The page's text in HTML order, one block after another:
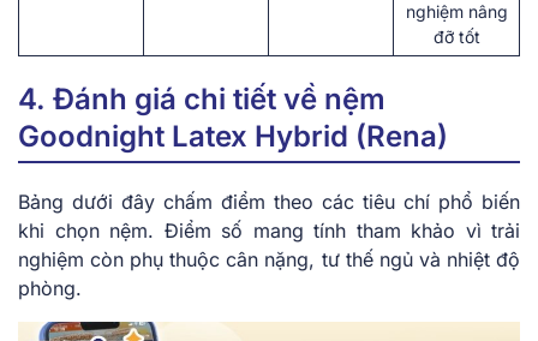
nghiệm nâng
đỡ tốt
4. Đánh giá chi tiết về nệm
Goodnight Latex Hybrid (Rena)
Bảng dưới đây chấm điểm theo các tiêu chí phổ biến
khi chọn nệm. Điểm số mang tính tham khảo vì trải
nghiệm còn phụ thuộc cân nặng, tư thế ngủ và nhiệt độ
phòng.